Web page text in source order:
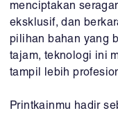
menciptakan
eksklusif, dan
pilihan bahan yang
tajam, teknologi ini
tampil lebih
Printkainmu hadir